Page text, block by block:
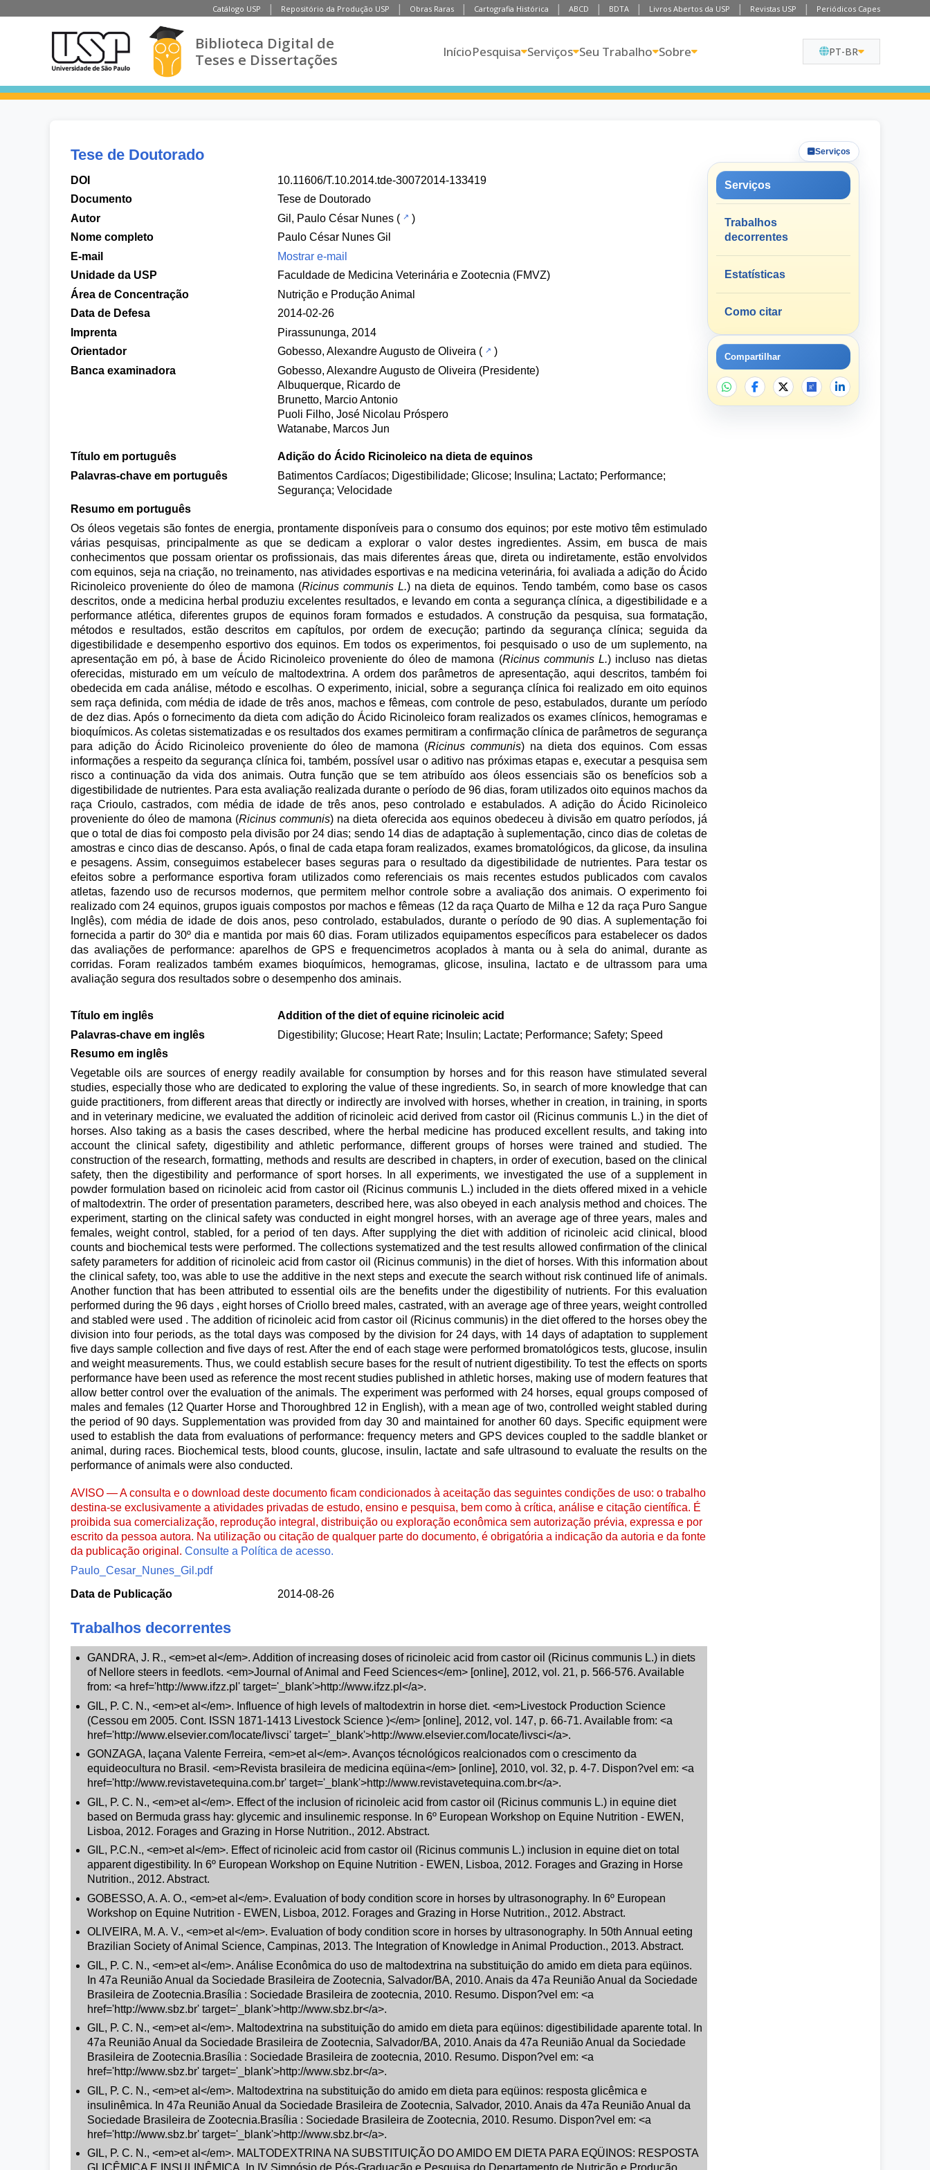
Catálogo USP Repositório da Produção USP Obras Raras Cartografia Histórica ABCD BDTA Livros Abertos da USP Revistas USP Periódicos Capes
Biblioteca Digital de
Teses e Dissertações
InícioPesquisa Serviços Seu Trabalho Sobre PT-BR
Tese de Doutorado
DOI
10.11606/T.10.2014.tde-30072014-133419
Documento
Tese de Doutorado
Autor
Gil, Paulo César Nunes (
)
Nome completo
Paulo César Nunes Gil
E-mail
Mostrar e-mail
Unidade da USP
Faculdade de Medicina Veterinária e Zootecnia (FMVZ)
Área de Concentração
Nutrição e Produção Animal
Data de Defesa
2014-02-26
Imprenta
Pirassununga, 2014
Orientador
Gobesso, Alexandre Augusto de Oliveira (
)
Banca examinadora
Gobesso, Alexandre Augusto de Oliveira (Presidente)
Albuquerque, Ricardo de
Brunetto, Marcio Antonio
Puoli Filho, José Nicolau Próspero
Watanabe, Marcos Jun
Título em português
Adição do Ácido Ricinoleico na dieta de equinos
Palavras-chave em português
Batimentos Cardíacos; Digestibilidade; Glicose; Insulina; Lactato; Performance;
Segurança; Velocidade
Resumo em português
Os óleos vegetais são fontes de energia, prontamente disponíveis para o consumo dos equinos; por este motivo têm estimulado
várias pesquisas, principalmente as que se dedicam a explorar o valor destes ingredientes. Assim, em busca de mais
conhecimentos que possam orientar os profissionais, das mais diferentes áreas que, direta ou indiretamente, estão envolvidos
com equinos, seja na criação, no treinamento, nas atividades esportivas e na medicina veterinária, foi avaliada a adição do Ácido
Ricinoleico proveniente do óleo de mamona (Ricinus communis L.) na dieta de equinos. Tendo também, como base os casos
descritos, onde a medicina herbal produziu excelentes resultados, e levando em conta a segurança clínica, a digestibilidade e a
performance atlética, diferentes grupos de equinos foram formados e estudados. A construção da pesquisa, sua formatação,
métodos e resultados, estão descritos em capítulos, por ordem de execução; partindo da segurança clínica; seguida da
digestibilidade e desempenho esportivo dos equinos. Em todos os experimentos, foi pesquisado o uso de um suplemento, na
apresentação em pó, à base de Ácido Ricinoleico proveniente do óleo de mamona (Ricinus communis L.) incluso nas dietas
oferecidas, misturado em um veículo de maltodextrina. A ordem dos parâmetros de apresentação, aqui descritos, também foi
obedecida em cada análise, método e escolhas. O experimento, inicial, sobre a segurança clínica foi realizado em oito equinos
sem raça definida, com média de idade de três anos, machos e fêmeas, com controle de peso, estabulados, durante um período
de dez dias. Após o fornecimento da dieta com adição do Ácido Ricinoleico foram realizados os exames clínicos, hemogramas e
bioquímicos. As coletas sistematizadas e os resultados dos exames permitiram a confirmação clínica de parâmetros de segurança
para adição do Ácido Ricinoleico proveniente do óleo de mamona (Ricinus communis) na dieta dos equinos. Com essas
informações a respeito da segurança clínica foi, também, possível usar o aditivo nas próximas etapas e, executar a pesquisa sem
risco a continuação da vida dos animais. Outra função que se tem atribuído aos óleos essenciais são os benefícios sob a
digestibilidade de nutrientes. Para esta avaliação realizada durante o período de 96 dias, foram utilizados oito equinos machos da
raça Crioulo, castrados, com média de idade de três anos, peso controlado e estabulados. A adição do Ácido Ricinoleico
proveniente do óleo de mamona (Ricinus communis) na dieta oferecida aos equinos obedeceu à divisão em quatro períodos, já
que o total de dias foi composto pela divisão por 24 dias; sendo 14 dias de adaptação à suplementação, cinco dias de coletas de
amostras e cinco dias de descanso. Após, o final de cada etapa foram realizados, exames bromatológicos, da glicose, da insulina
e pesagens. Assim, conseguimos estabelecer bases seguras para o resultado da digestibilidade de nutrientes. Para testar os
efeitos sobre a performance esportiva foram utilizados como referenciais os mais recentes estudos publicados com cavalos
atletas, fazendo uso de recursos modernos, que permitem melhor controle sobre a avaliação dos animais. O experimento foi
realizado com 24 equinos, grupos iguais compostos por machos e fêmeas (12 da raça Quarto de Milha e 12 da raça Puro Sangue
Inglês), com média de idade de dois anos, peso controlado, estabulados, durante o período de 90 dias. A suplementação foi
fornecida a partir do 30º dia e mantida por mais 60 dias. Foram utilizados equipamentos específicos para estabelecer os dados
das avaliações de performance: aparelhos de GPS e frequencimetros acoplados à manta ou à sela do animal, durante as
corridas. Foram realizados também exames bioquímicos, hemogramas, glicose, insulina, lactato e de ultrassom para uma
avaliação segura dos resultados sobre o desempenho dos aminais.
Título em inglês
Addition of the diet of equine ricinoleic acid
Palavras-chave em inglês
Digestibility; Glucose; Heart Rate; Insulin; Lactate; Performance; Safety; Speed
Resumo em inglês
Vegetable oils are sources of energy readily available for consumption by horses and for this reason have stimulated several
studies, especially those who are dedicated to exploring the value of these ingredients. So, in search of more knowledge that can
guide practitioners, from different areas that directly or indirectly are involved with horses, whether in creation, in training, in sports
and in veterinary medicine, we evaluated the addition of ricinoleic acid derived from castor oil (Ricinus communis L.) in the diet of
horses. Also taking as a basis the cases described, where the herbal medicine has produced excellent results, and taking into
account the clinical safety, digestibility and athletic performance, different groups of horses were trained and studied. The
construction of the research, formatting, methods and results are described in chapters, in order of execution, based on the clinical
safety, then the digestibility and performance of sport horses. In all experiments, we investigated the use of a supplement in
powder formulation based on ricinoleic acid from castor oil (Ricinus communis L.) included in the diets offered mixed in a vehicle
of maltodextrin. The order of presentation parameters, described here, was also obeyed in each analysis method and choices. The
experiment, starting on the clinical safety was conducted in eight mongrel horses, with an average age of three years, males and
females, weight control, stabled, for a period of ten days. After supplying the diet with addition of ricinoleic acid clinical, blood
counts and biochemical tests were performed. The collections systematized and the test results allowed confirmation of the clinical
safety parameters for addition of ricinoleic acid from castor oil (Ricinus communis) in the diet of horses. With this information about
the clinical safety, too, was able to use the additive in the next steps and execute the search without risk continued life of animals.
Another function that has been attributed to essential oils are the benefits under the digestibility of nutrients. For this evaluation
performed during the 96 days , eight horses of Criollo breed males, castrated, with an average age of three years, weight controlled
and stabled were used . The addition of ricinoleic acid from castor oil (Ricinus communis) in the diet offered to the horses obey the
division into four periods, as the total days was composed by the division for 24 days, with 14 days of adaptation to supplement
five days sample collection and five days of rest. After the end of each stage were performed bromatológicos tests, glucose, insulin
and weight measurements. Thus, we could establish secure bases for the result of nutrient digestibility. To test the effects on sports
performance have been used as reference the most recent studies published in athletic horses, making use of modern features that
allow better control over the evaluation of the animals. The experiment was performed with 24 horses, equal groups composed of
males and females (12 Quarter Horse and Thoroughbred 12 in English), with a mean age of two, controlled weight stabled during
the period of 90 days. Supplementation was provided from day 30 and maintained for another 60 days. Specific equipment were
used to establish the data from evaluations of performance: frequency meters and GPS devices coupled to the saddle blanket or
animal, during races. Biochemical tests, blood counts, glucose, insulin, lactate and safe ultrasound to evaluate the results on the
performance of animals were also conducted.
AVISO — A consulta e o download deste documento ficam condicionados à aceitação das seguintes condições de uso: o trabalho
destina-se exclusivamente a atividades privadas de estudo, ensino e pesquisa, bem como à crítica, análise e citação científica. É
proibida sua comercialização, reprodução integral, distribuição ou exploração econômica sem autorização prévia, expressa e por
escrito da pessoa autora. Na utilização ou citação de qualquer parte do documento, é obrigatória a indicação da autoria e da fonte
da publicação original. Consulte a Política de acesso.
Paulo_Cesar_Nunes_Gil.pdf
Data de Publicação
2014-08-26
Trabalhos decorrentes
GANDRA, J. R., <em>et al</em>. Addition of increasing doses of ricinoleic acid from castor oil (Ricinus communis L.) in diets
of Nellore steers in feedlots. <em>Journal of Animal and Feed Sciences</em> [online], 2012, vol. 21, p. 566-576. Available
from: <a href='http://www.ifzz.pl' target='_blank'>http://www.ifzz.pl</a>.
GIL, P. C. N., <em>et al</em>. Influence of high levels of maltodextrin in horse diet. <em>Livestock Production Science
(Cessou em 2005. Cont. ISSN 1871-1413 Livestock Science )</em> [online], 2012, vol. 147, p. 66-71. Available from: <a
href='http://www.elsevier.com/locate/livsci' target='_blank'>http://www.elsevier.com/locate/livsci</a>.
GONZAGA, Iaçana Valente Ferreira, <em>et al</em>. Avanços técnológicos realcionados com o crescimento da
equideocultura no Brasil. <em>Revista brasileira de medicina eqüina</em> [online], 2010, vol. 32, p. 4-7. Dispon?vel em: <a
href='http://www.revistavetequina.com.br' target='_blank'>http://www.revistavetequina.com.br</a>.
GIL, P. C. N., <em>et al</em>. Effect of the inclusion of ricinoleic acid from castor oil (Ricinus communis L.) in equine diet
based on Bermuda grass hay: glycemic and insulinemic response. In 6º European Workshop on Equine Nutrition - EWEN,
Lisboa, 2012. Forages and Grazing in Horse Nutrition., 2012. Abstract.
GIL, P.C.N., <em>et al</em>. Effect of ricinoleic acid from castor oil (Ricinus communis L.) inclusion in equine diet on total
apparent digestibility. In 6º European Workshop on Equine Nutrition - EWEN, Lisboa, 2012. Forages and Grazing in Horse
Nutrition., 2012. Abstract.
GOBESSO, A. A. O., <em>et al</em>. Evaluation of body condition score in horses by ultrasonography. In 6º European
Workshop on Equine Nutrition - EWEN, Lisboa, 2012. Forages and Grazing in Horse Nutrition., 2012. Abstract.
OLIVEIRA, M. A. V., <em>et al</em>. Evaluation of body condition score in horses by ultrasonography. In 50th Annual eeting
Brazilian Society of Animal Science, Campinas, 2013. The Integration of Knowledge in Animal Production., 2013. Abstract.
GIL, P. C. N., <em>et al</em>. Análise Econômica do uso de maltodextrina na substituição do amido em dieta para eqüinos.
In 47a Reunião Anual da Sociedade Brasileira de Zootecnia, Salvador/BA, 2010. Anais da 47a Reunião Anual da Sociedade
Brasileira de Zootecnia.Brasília : Sociedade Brasileira de zootecnia, 2010. Resumo. Dispon?vel em: <a
href='http://www.sbz.br' target='_blank'>http://www.sbz.br</a>.
GIL, P. C. N., <em>et al</em>. Maltodextrina na substituição do amido em dieta para eqüinos: digestibilidade aparente total. In
47a Reunião Anual da Sociedade Brasileira de Zootecnia, Salvador/BA, 2010. Anais da 47a Reunião Anual da Sociedade
Brasileira de Zootecnia.Brasília : Sociedade Brasileira de zootecnia, 2010. Resumo. Dispon?vel em: <a
href='http://www.sbz.br' target='_blank'>http://www.sbz.br</a>.
GIL, P. C. N., <em>et al</em>. Maltodextrina na substituição do amido em dieta para eqüinos: resposta glicêmica e
insulinêmica. In 47a Reunião Anual da Sociedade Brasileira de Zootecnia, Salvador, 2010. Anais da 47a Reunião Anual da
Sociedade Brasileira de Zootecnia.Brasília : Sociedade Brasileira de Zootecnia, 2010. Resumo. Dispon?vel em: <a
href='http://www.sbz.br' target='_blank'>http://www.sbz.br</a>.
GIL, P. C. N., <em>et al</em>. MALTODEXTRINA NA SUBSTITUIÇÃO DO AMIDO EM DIETA PARA EQÜINOS: RESPOSTA
GLICÊMICA E INSULINÊMICA. In IV Simpósio de Pós-Graduação e Pesquisa do Departamento de Nutrição e Produção
Serviços
Serviços
Trabalhos
decorrentes
Estatísticas
Como citar
Compartilhar